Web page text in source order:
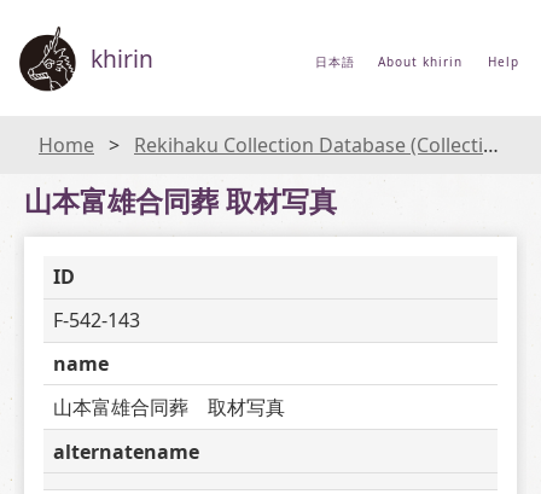
khirin 日本語 About khirin Help
Home Rekihaku Collection Database (Collections Database of the National Museum of Japanese History)
山本富雄合同葬 取材写真
ID
F-542-143
name
山本富雄合同葬　取材写真
alternatename